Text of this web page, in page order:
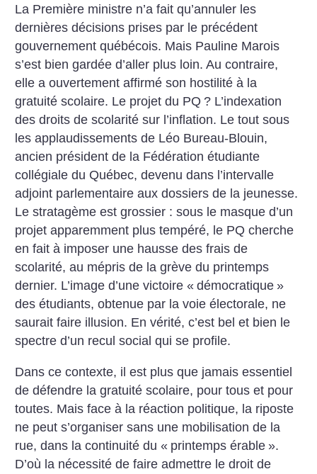
La Première ministre n’a fait qu’annuler les
dernières décisions prises par le précédent
gouvernement québécois. Mais Pauline Marois
s’est bien gardée d’aller plus loin. Au contraire,
elle a ouvertement affirmé son hostilité à la
gratuité scolaire. Le projet du PQ ? L’indexation
des droits de scolarité sur l’inflation. Le tout sous
les applaudissements de Léo Bureau-Blouin,
ancien président de la Fédération étudiante
collégiale du Québec, devenu dans l’intervalle
adjoint parlementaire aux dossiers de la jeunesse.
Le stratagème est grossier : sous le masque d’un
projet apparemment plus tempéré, le PQ cherche
en fait à imposer une hausse des frais de
scolarité, au mépris de la grève du printemps
dernier. L’image d’une victoire « démocratique »
des étudiants, obtenue par la voie électorale, ne
saurait faire illusion. En vérité, c’est bel et bien le
spectre d’un recul social qui se profile.
Dans ce contexte, il est plus que jamais essentiel
de défendre la gratuité scolaire, pour tous et pour
toutes. Mais face à la réaction politique, la riposte
ne peut s’organiser sans une mobilisation de la
rue, dans la continuité du « printemps érable ».
D’où la nécessité de faire admettre le droit de